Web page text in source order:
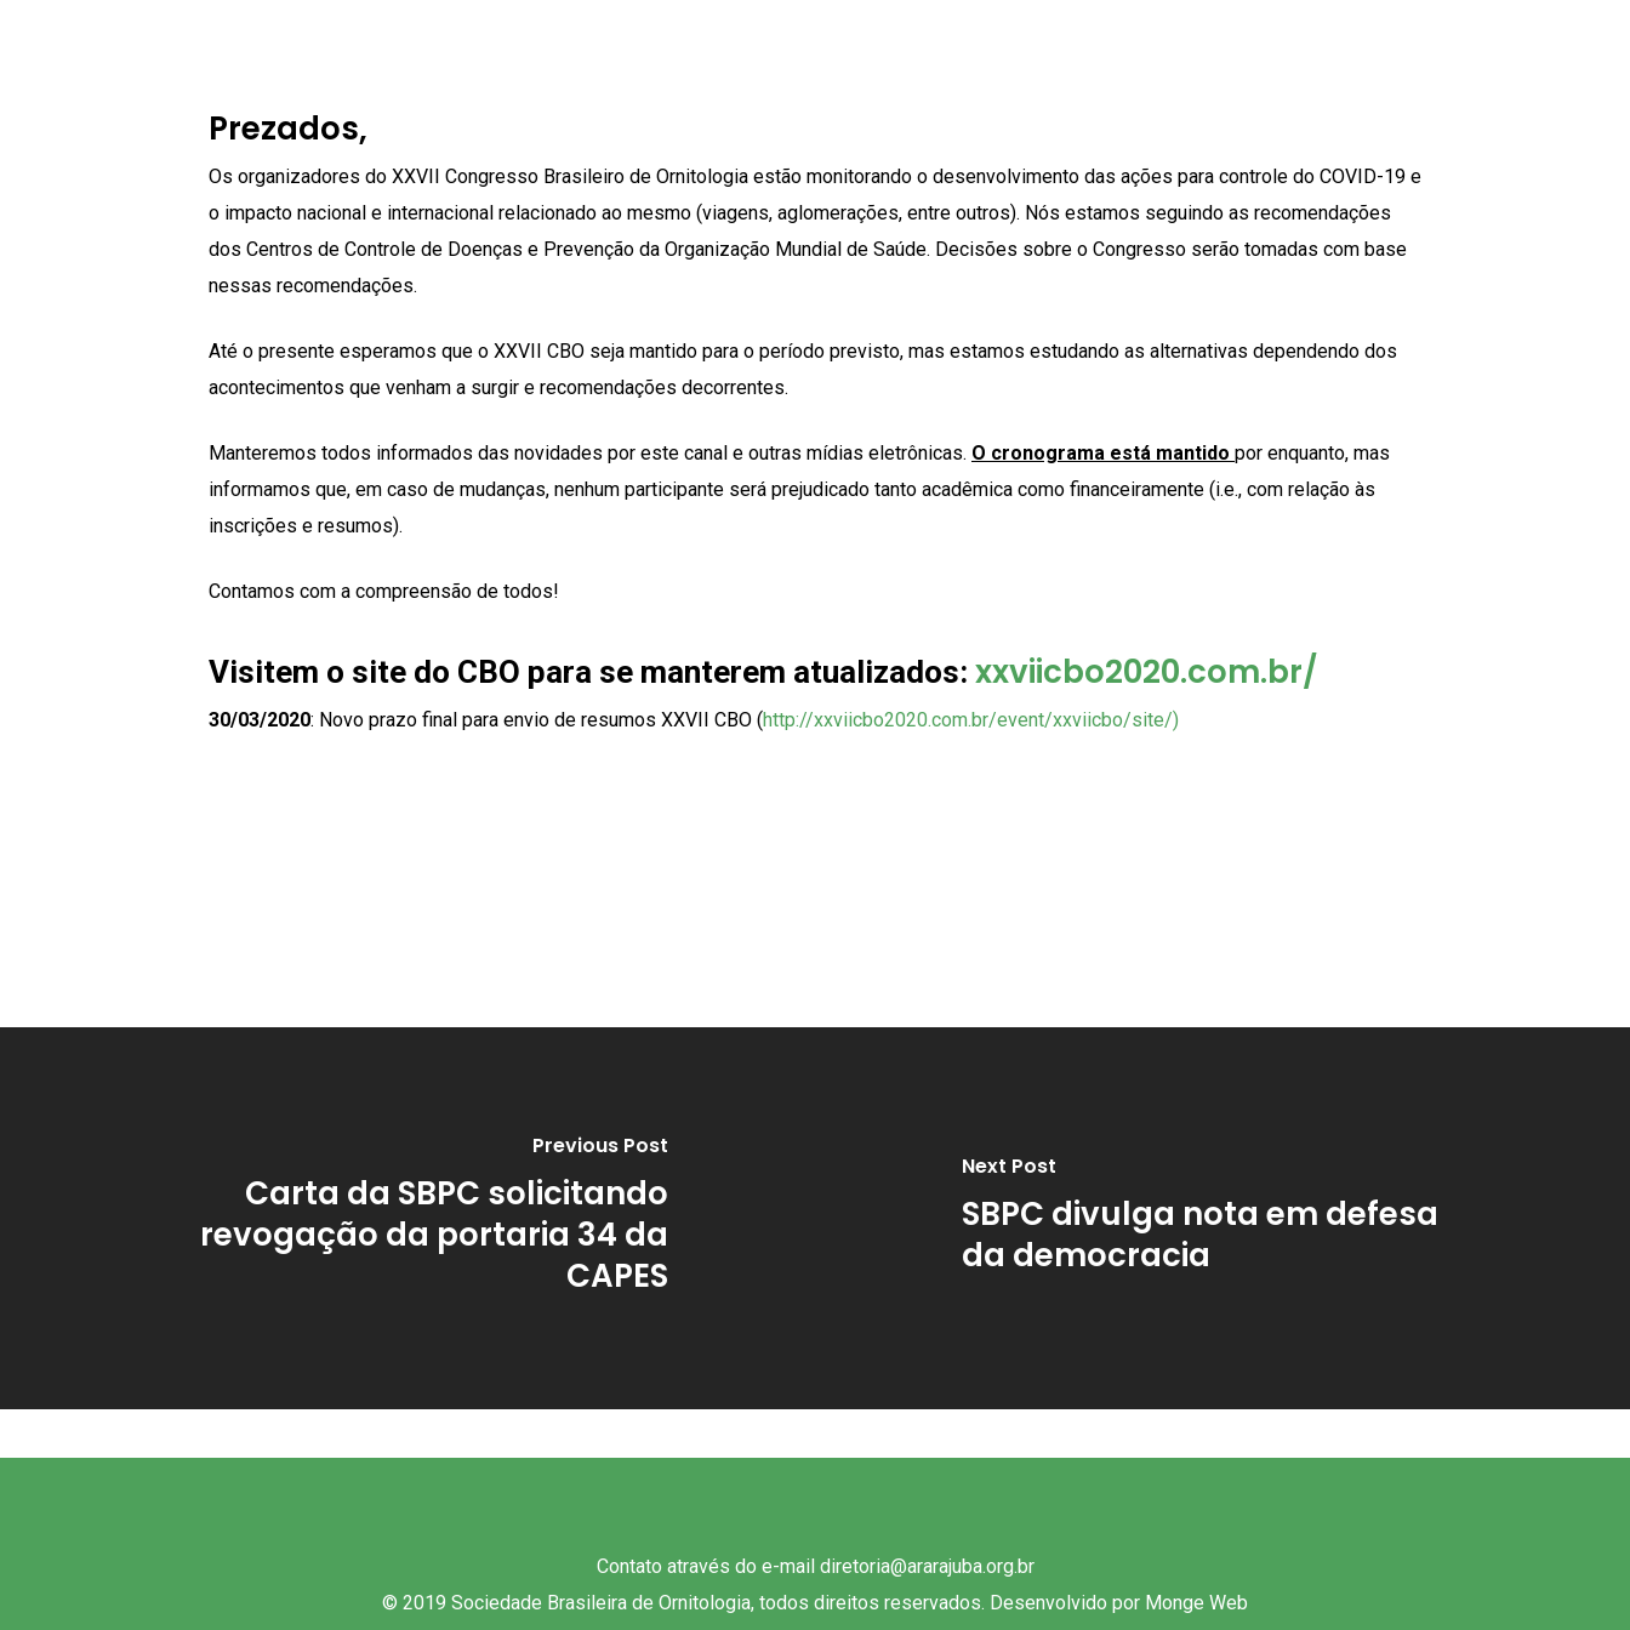
Prezados,
Os organizadores do XXVII Congresso Brasileiro de Ornitologia estão monitorando o desenvolvimento das ações para controle do COVID-19 e
o impacto nacional e internacional relacionado ao mesmo (viagens, aglomerações, entre outros). Nós estamos seguindo as recomendações
dos Centros de Controle de Doenças e Prevenção da Organização Mundial de Saúde. Decisões sobre o Congresso serão tomadas com base
nessas recomendações.
Até o presente esperamos que o XXVII CBO seja mantido para o período previsto, mas estamos estudando as alternativas dependendo dos
acontecimentos que venham a surgir e recomendações decorrentes.
Manteremos todos informados das novidades por este canal e outras mídias eletrônicas. O cronograma está mantido por enquanto, mas
informamos que, em caso de mudanças, nenhum participante será prejudicado tanto acadêmica como financeiramente (i.e., com relação às
inscrições e resumos).
Contamos com a compreensão de todos!
Visitem o site do CBO para se manterem atualizados: xxviicbo2020.com.br/
30/03/2020: Novo prazo final para envio de resumos XXVII CBO (http://xxviicbo2020.com.br/event/xxviicbo/site/)
Previous Post
Carta da SBPC solicitando
revogação da portaria 34 da
CAPES
Next Post
SBPC divulga nota em defesa
da democracia
Contato através do e-mail diretoria@ararajuba.org.br
© 2019 Sociedade Brasileira de Ornitologia, todos direitos reservados. Desenvolvido por Monge Web